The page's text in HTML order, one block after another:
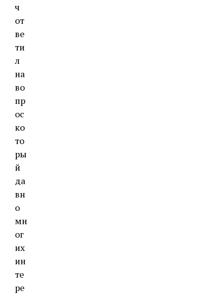
ч
от
ве
ти
л
на
во
пр
ос
ко
то
ры
й
да
вн
о
мн
ог
их
ин
те
ре